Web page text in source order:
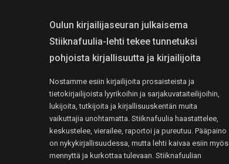
Oulun kirjailijaseuran julkaisema
Stiiknafuulia-lehti tekee tunnetuksi
pohjoista kirjallisuutta ja kirjailijoita
Nostamme esiin kirjailijoita prosaisteista ja
tietokirjailijoista lyyrikoihin ja sarjakuvataiteilijoihin,
lukijoita, tutkijoita ja kirjallisuuskentän muita
vaikuttajia unohtamatta. Stiiknafuulia haastattelee,
keskustelee, vierailee, raportoi ja pureutuu. Pääpaino
on nykykirjallisuudessa, mutta lehti kaivaa esiin myös
mennyttä ja kurkottaa tulevaan. Stiiknafuulian